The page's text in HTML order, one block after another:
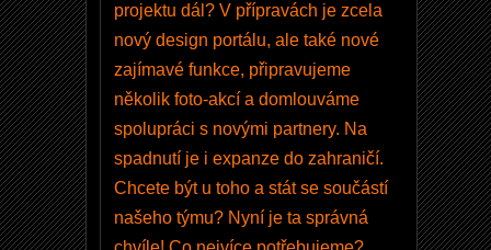
projektu dál? V přípravách je zcela
nový design portálu, ale také nové
zajímavé funkce, připravujeme
několik foto-akcí a domlouváme
spolupráci s novými partnery. Na
spadnutí je i expanze do zahraničí.
Chcete být u toho a stát se součástí
našeho týmu? Nyní je ta správná
n
í
v
a
š
e
h
o